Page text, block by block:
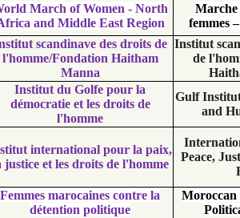
World March of Women - North
Africa and Middle East Region
Institut scandinave des droits de
l'homme/Fondation Haitham
Institut du Golfe pour la
démocratie et les droits de
Institut international pour la paix,
la justice et les droits de l'homme
Femmes marocaines contre la
détention politique